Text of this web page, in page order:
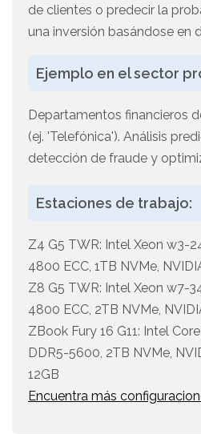
de clientes o predecir la
una inversión basándose en
Ejemplo en el sector
Departamentos financieros
(ej. 'Telefónica'). Análisis
detección de fraude y
Estaciones de trabajo:
Z4 G5 TWR: Intel Xeon w3-
4800 ECC, 1TB NVMe,
Z8 G5 TWR: Intel Xeon w7-
4800 ECC, 2TB NVMe,
ZBook Fury 16 G11: Intel
DDR5-5600, 2TB NVMe,
12GB
Encuentra más